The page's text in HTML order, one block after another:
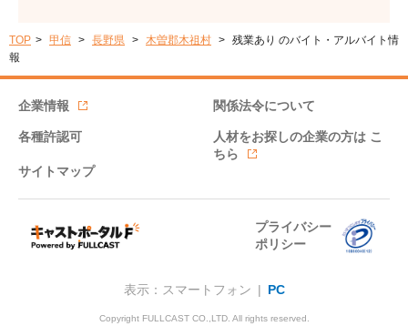
TOP 甲信 長野県 木曽郡木祖村
残業あり のバイト・アルバイト情
報
企業情報 関係法令について
各種許認可 人材をお探しの企業の方は こ
ちら
サイトマップ
プライバシー
ポリシー
表示：スマートフォン | PC
Copyright FULLCAST CO.,LTD. All rights reserved.